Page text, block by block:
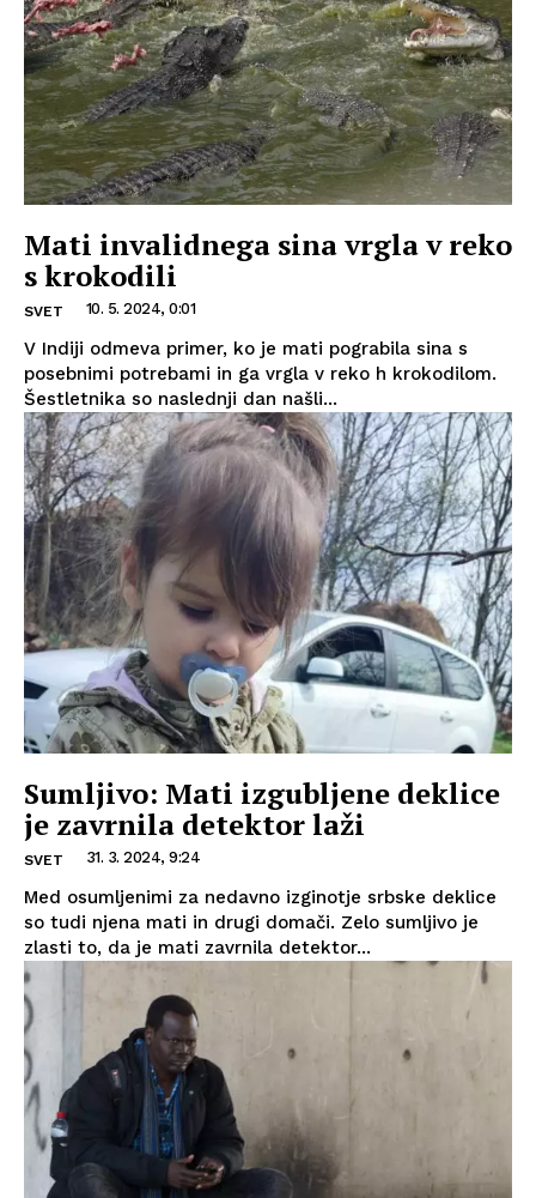
Mati invalidnega sina vrgla v reko
s krokodili
SVET 10. 5. 2024, 0:01
V Indiji odmeva primer, ko je mati pograbila sina s
posebnimi potrebami in ga vrgla v reko h krokodilom.
Šestletnika so naslednji dan našli...
Sumljivo: Mati izgubljene deklice
je zavrnila detektor laži
SVET 31. 3. 2024, 9:24
Med osumljenimi za nedavno izginotje srbske deklice
so tudi njena mati in drugi domači. Zelo sumljivo je
zlasti to, da je mati zavrnila detektor...